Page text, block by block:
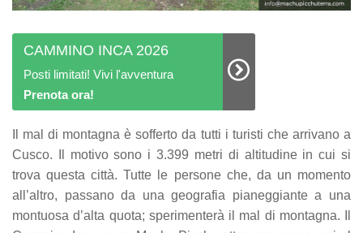
CAMMINO INCA 2026
Posti limitati! Vivi l'avventura
Prenota ora!
Il mal di montagna è sofferto da tutti i turisti che arrivano a
Cusco. Il motivo sono i 3.399 metri di altitudine in cui si
trova questa città. Tutte le persone che, da un momento
all’altro, passano da una geografia pianeggiante a una
montuosa d’alta quota; sperimenterà il mal di montagna. Il